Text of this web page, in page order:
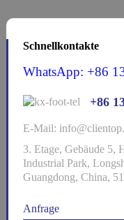
Schnellkontakte
WhatsApp: +86
+86
E-Mail:
3. Etage, Gebäude 5,
Industrial Park,
Guangdong, China,
Anfrage